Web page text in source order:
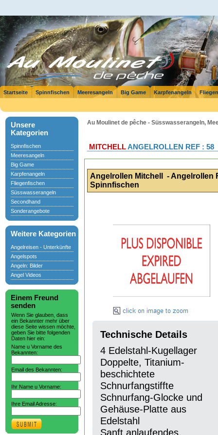
Startseite Spinnfischen Meeresangeln Big Game Karpfenangeln
Unsere
Kategorien
Spinnfischen
Meeresangeln
Big Game
Karpfenangeln
Fliegenfischen
Süsswasserangeln
Secondhand
Sonderangebote
Weitere Kategorien
Angelreisen - Unterkünfte
Angelspots
Angeln: Bilder
Angel Videos
Einem Freund
senden
Wenn Sie glauben, dass
ein Bekannter mehr über
diese Seite wissen möchte,
geben Sie bitte folgenden
Daten hier ein:
Name u Vorname des
Bekannten:
Email des Bekannten:
Ihr Name u Vorname:
Ihre Email Adresse:
Au Moulinet de pêche - Süsswasserangeln,
MITCHELLANGELROLLEN REF : 58
Angelrollen Mitchell - Angelrollen
Spinnfischen
Technische Details
4 Edelstahl-Kugellager
Doppelte, Titanium-
beschichtete
Schnurfangstiffte
Schnurfang-Glocke und
Gehäuse-Platte aus
Edelstahl
Sanft anlaufendes,